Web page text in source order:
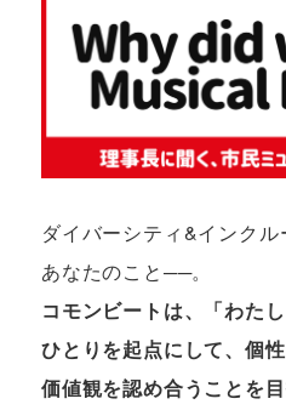
ダイバーシティ&インク
あなたのこと──。
コモンビートは、「わた
ひとりを起点にして、個
価値観を認め合うことを